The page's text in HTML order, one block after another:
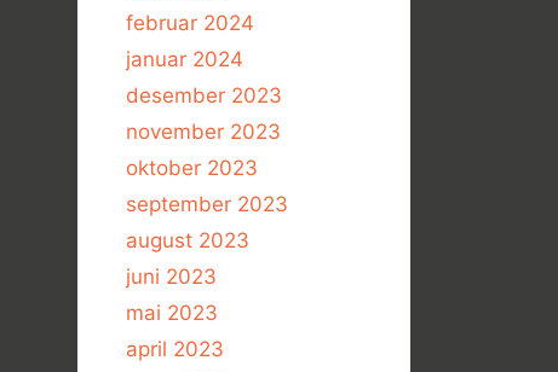
februar 2024
januar 2024
desember 2023
november 2023
oktober 2023
september 2023
august 2023
juni 2023
mai 2023
april 2023